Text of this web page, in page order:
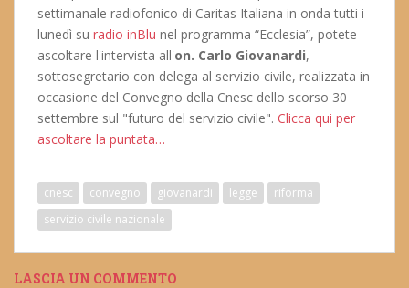
settimanale radiofonico di Caritas Italiana in onda tutti i
lunedì su radio inBlu nel programma “Ecclesia”, potete
ascoltare l'intervista all'on. Carlo Giovanardi,
sottosegretario con delega al servizio civile, realizzata in
occasione del Convegno della Cnesc dello scorso 30
settembre sul "futuro del servizio civile". Clicca qui per
ascoltare la puntata…
cnesc convegno giovanardi legge
riforma
servizio civile nazionale
LASCIA UN COMMENTO